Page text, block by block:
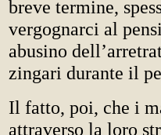
breve termine,
vergognarci al
abusino
zingari durante il
Il fatto, poi, che i
attraverso la loro